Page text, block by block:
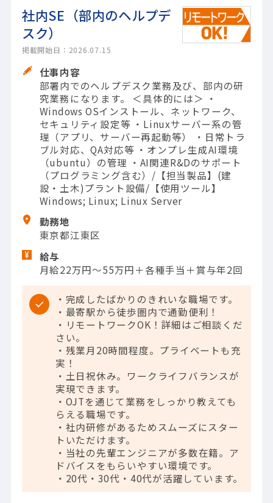
社内SE（部内のヘルプデ
スク）
掲載開始日：2026.07.15
仕事内容
部署内でのヘルプデスク業務及び、部内の研
究業務になります。 ＜具体的には＞ ・
Windows OSインストール、ネットワーク、
セキュリティ設定等 ・Linuxサーバー系の管
理（アプリ、サーバー再起動等） ・日常トラ
ブル対応、QA対応等 ・オンプレ生成AI環境
（ubuntu）の管理 ・AI関連R&Dのサポート
（プログラミング含む）/【担当製品】(建
設・土木)プラント設備/【使用ツール】
Windows; Linux; Linux Server
勤務地
東京都江東区
給与
月給22万円～55万円＋各種手当＋賞与年2回
・完成したばかりのきれいな職場です。
・最寄駅から徒歩圏内で通勤便利！
・リモートワークOK！詳細はご相談くだ
さい。
・残業月20時間程度。プライベートも充
実！
・土日祝休み。ワークライフバランスが
実現できます。
・OJTを通じて業務をしっかり教えても
らえる職場です。
・社内研修があるためスムーズにスター
トいただけます。
・当社の先輩エンジニアが多数在籍。ア
ドバイスをもらいやすい環境です。
・20代・30代・40代が活躍しています。